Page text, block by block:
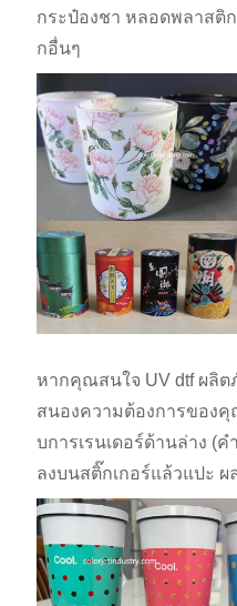
กระป๋องชา หลอดพลาสติ
กอื่นๆ
หากคุณสนใจ UV dtf ผลิ
สนองความต้องการของคุ
บการเรนเดอร์ด้านล่าง (
ลงบนสติ๊กเกอร์แล้วแปะ